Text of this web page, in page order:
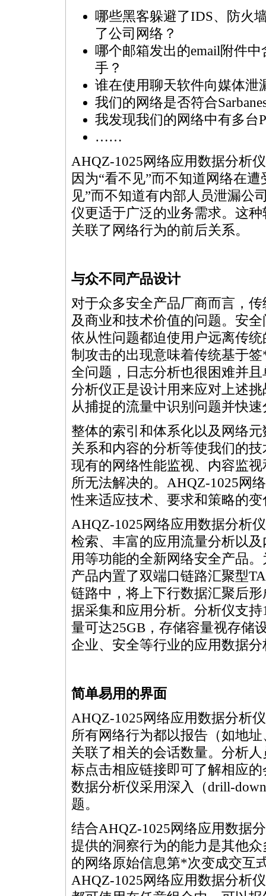
哪些黑客躲避了IDS、防火
了公司网络？
哪个邮箱发出的email附件
手？
谁在使用聊天软件向媒体泄
我们的网络是否符合
我发现我们的网络中有多台
……
AHQZ-1025网络应用数据分析
因为“看不见”而不知道网络在
见”而不知道有内部人员泄漏公
仪更适于广泛的业务需求。这
关联了网络行为的前后关系。
与众不同产品设计
对于众多安全产品厂商而言，
及商业和技术价值的问题。安
依从性问题都迫使用户远离传
制攻击的出现意味着传统基于签
全问题，日志分析也很困难并
分析仪正是设计用来应对上述
从捕捉的流量中识别问题并快
整体的索引和体系化以及网络
关系和内容的分析等使我们的
现有的网络性能监视、内容监
所无法解决的。AHQZ-1025网
性来适应技术、要求和策略的变
AHQZ-1025网络应用数据分析
检索、丰富的应用流量分析以
用等功能的全新网络安全产品
产品内置了双端口链路汇聚型
链路中，将上下行数据汇聚后
据采集和应用分析。分析仪支
量可达25GB，存储容量视存储
企业、安全等行业的应用数据
简单易用的界面
AHQZ-1025网络应用数据分析
所有网络行为都以报告（如地
关联了相关的会话数量。分析
标点击相应链接即可了解相应
数据分析仪采用深入（drill-
题。
结合AHQZ-1025网络应用数据
提供的洞察行为的能力是其他
的网络原始信息第*次变成交互
AHQZ-1025网络应用数据分析